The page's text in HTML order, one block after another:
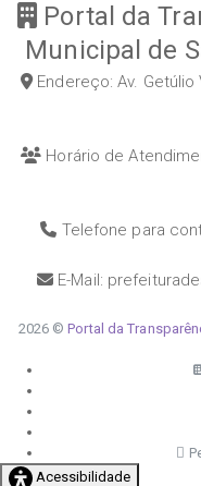
Portal da
Municipal de
Endereço: Av. Getúlio
Horário de
Telefone para
E-Mail:
2026 ©Portal da
Acessibilidade